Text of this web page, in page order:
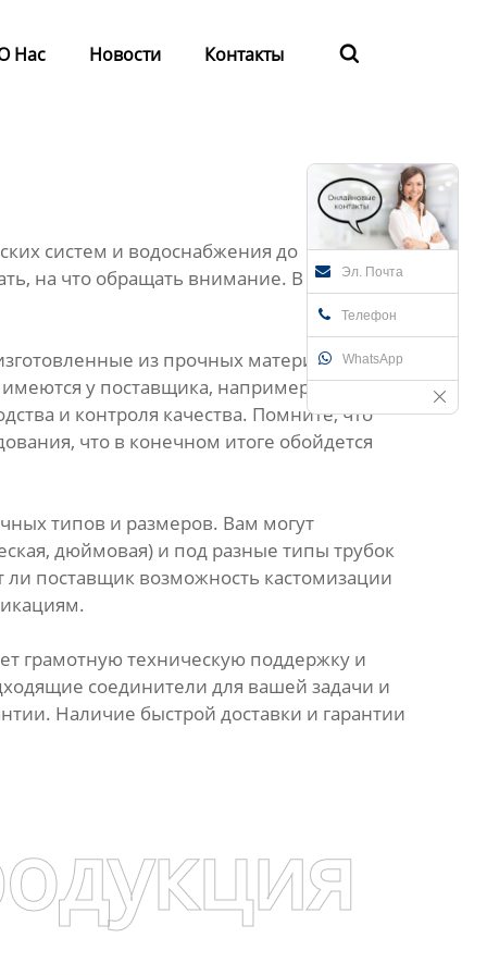
Нас Новости Контакты 
Эл. Почта
Телефон
WhatsApp
систем и водоснабжения до
на что обращать внимание. В этой
из прочных материалов,
у поставщика, например, ISO.
и контроля качества. Помните, что
что в конечном итоге обойдется
типов и размеров. Вам могут
дюймовая) и под разные типы трубок
ли поставщик возможность кастомизации
грамотную техническую поддержку и
соединители для вашей задачи и
Наличие быстрой доставки и гарантии